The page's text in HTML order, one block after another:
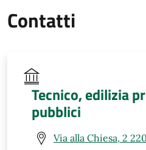
Contatti
Tecnico, edilizia
pubblici
Via alla Chiesa, 2